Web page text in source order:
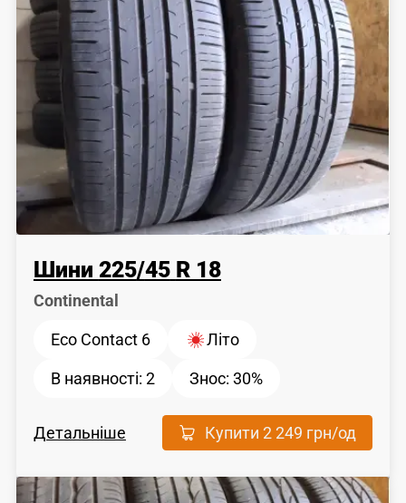
Шини 225/45 R 18
Continental
Eco Contact 6 Літо
В наявності: 2 Знос:30%
Детальніше Купити2 249 грн/од